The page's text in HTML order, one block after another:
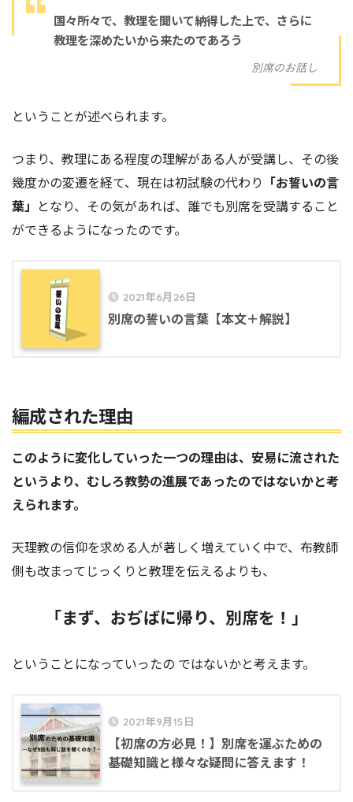
国々所々で、教理を聞いて納得した上で、さらに
教理を深めたいから来たのであろう
別席のお話し
ということが述べられます。
つまり、教理にある程度の理解がある人が受講し、その後
幾度かの変遷を経て、現在は初試験の代わり 「お誓いの言
葉」 となり、その気があれば、誰でも別席を受講すること
ができるようになったのです。
2021年6月26日
別席の誓いの言葉【本文＋解説】
編成された理由
このように変化していった一つの理由は、安易に流された
というより、むしろ教勢の進展であったのではないかと考
えられます。
天理教の信仰を求める人が著しく増えていく中で、布教師
側も改まってじっくりと教理を伝えるよりも、
「まず、おぢばに帰り、別席を！」
ということになっていったの ではないかと考えます。
2021年9月15日
【初席の方必見！】別席を運ぶための
基礎知識と様々な疑問に答えます！